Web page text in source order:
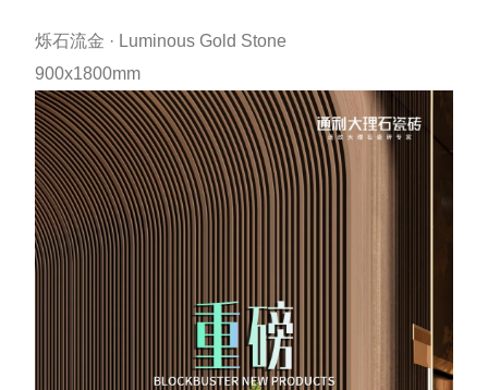
烁石流金 · Luminous Gold Stone
900x1800mm